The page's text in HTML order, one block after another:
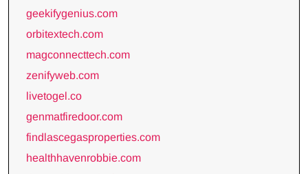
geekifygenius.com
orbitextech.com
magconnecttech.com
zenifyweb.com
livetogel.co
genmatfiredoor.com
findlascegasproperties.com
healthhavenrobbie.com